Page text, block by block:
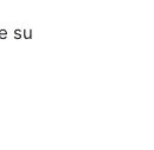
su